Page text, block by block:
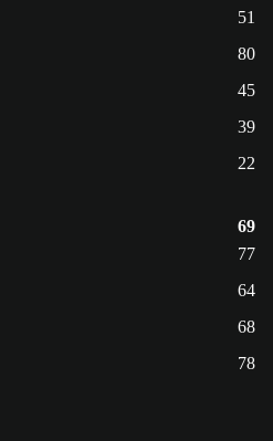
51
80
45
39
22
69
77
64
68
78